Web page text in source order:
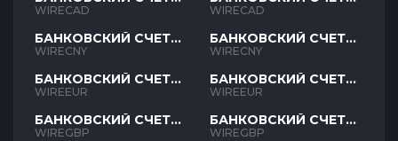
CAD
WIRECAD
БАНКОВСКИЙ СЧЕТ
CNY
WIRECNY
БАНКОВСКИЙ СЧЕТ
EUR
WIREEUR
БАНКОВСКИЙ СЧЕТ
GBP
WIREGBP
CAD
WIRECAD
БАНКОВСКИЙ СЧЕТ
CNY
WIRECNY
БАНКОВСКИЙ СЧЕТ
EUR
WIREEUR
БАНКОВСКИЙ СЧЕТ
GBP
WIREGBP